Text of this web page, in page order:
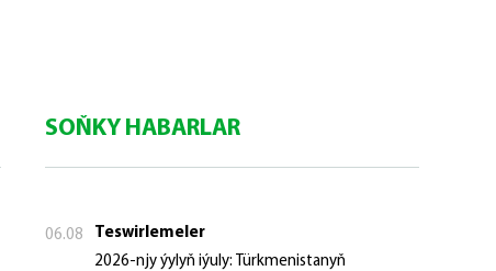
SOŇKY HABARLAR
06.08
Teswirlemeler
2026-njy ýylyň iýuly: Türkmenistanyň